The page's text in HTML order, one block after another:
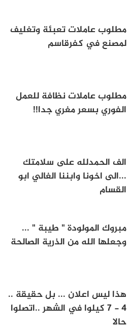
مطلوب عاملات تعبئة وتغليف
لمصنع في كفرقاسم
مطلوب عاملات نظافة للعمل
الفوري بسعر مغري جدا!!
الف الحمدلله على سلامتك
...الى اخونا وابننا الغالي ابو
القسام
مبروك المولودة " طيبة " ...
وجعلها الله من الذرية الصالحة
هذا ليس اعلان ... بل حقيقة ..
4 - 7 كيلوا في الشهر ..اتصلوا
حالا